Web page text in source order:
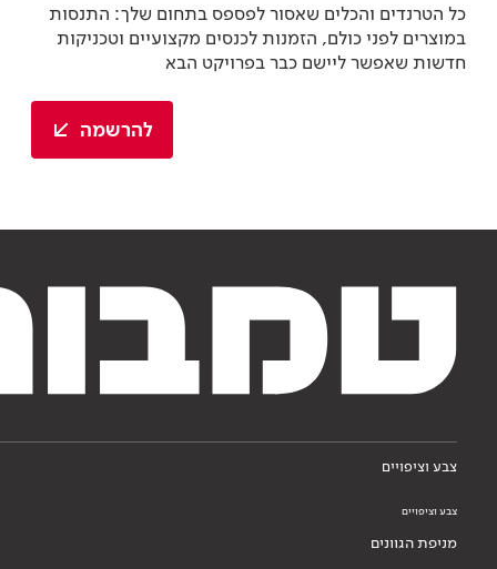
כל הטרנדים והכלים שאסור לפספס בתחום שלך: התנסות
במוצרים לפני כולם, הזמנות לכנסים מקצועיים וטכניקות
חדשות שאפשר ליישם כבר בפרויקט הבא
להרשמה
צבע וציפויים
צבע וציפויים
מניפת הגוונים